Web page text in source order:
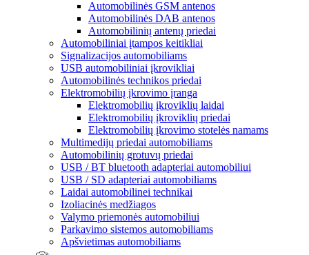
Automobilinės GSM antenos
Automobilinės DAB antenos
Automobilinių antenų priedai
Automobiliniai įtampos keitikliai
Signalizacijos automobiliams
USB automobiliniai įkrovikliai
Automobilinės technikos priedai
Elektromobilių įkrovimo įranga
Elektromobilių įkroviklių laidai
Elektromobilių įkroviklių priedai
Elektromobilių įkrovimo stotelės namams
Multimedijų priedai automobiliams
Automobilinių grotuvų priedai
USB / BT bluetooth adapteriai automobiliui
USB / SD adapteriai automobiliams
Laidai automobilinei technikai
Izoliacinės medžiagos
Valymo priemonės automobiliui
Parkavimo sistemos automobiliams
Apšvietimas automobiliams